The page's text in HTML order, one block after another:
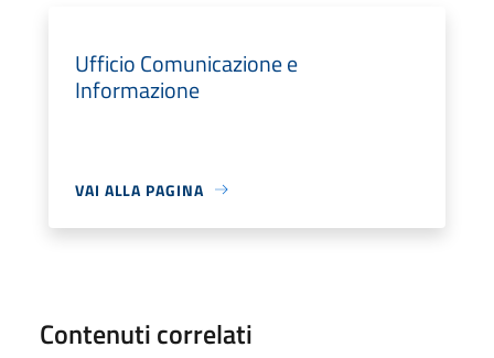
Ufficio Comunicazione e
Informazione
VAI ALLA PAGINA
Contenuti correlati